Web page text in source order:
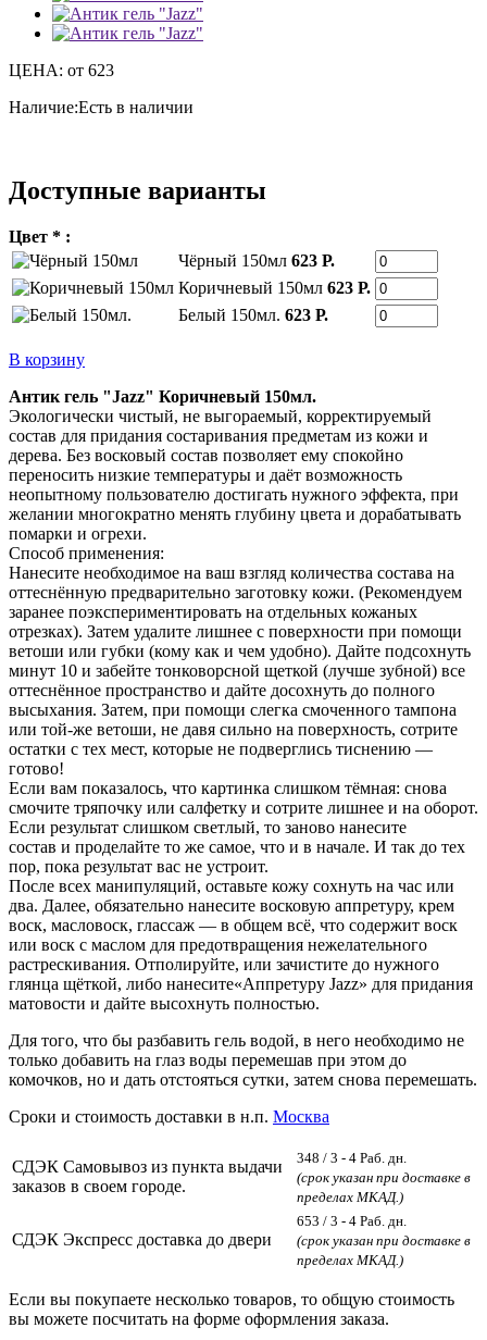
ЦЕНА: от 623
Наличие:Есть в наличии
Доступные варианты
Цвет * :
Чёрный 150мл 623 Р.
Коричневый 150мл 623 Р.
Белый 150мл. 623 Р.
В корзину
Антик гель "Jazz" Коричневый 150мл.
Экологически чистый, не выгораемый, корректируемый
состав для придания состаривания предметам из кожи и
дерева. Без восковый состав позволяет ему спокойно
переносить низкие температуры и даёт возможность
неопытному пользователю достигать нужного эффекта, при
желании многократно менять глубину цвета и дорабатывать
помарки и огрехи.
Способ применения:
Нанесите необходимое на ваш взгляд количества состава на
оттеснённую предварительно заготовку кожи. (Рекомендуем
заранее поэкспериментировать на отдельных кожаных
отрезках). Затем удалите лишнее с поверхности при помощи
ветоши или губки (кому как и чем удобно). Дайте подсохнуть
минут 10 и забейте тонковорсной щеткой (лучше зубной) все
оттеснённое пространство и дайте досохнуть до полного
высыхания. Затем, при помощи слегка смоченного тампона
или той-же ветоши, не давя сильно на поверхность, сотрите
остатки с тех мест, которые не подверглись тиснению —
готово!
Если вам показалось, что картинка слишком тёмная: снова
смочите тряпочку или салфетку и сотрите лишнее и на оборот.
Если результат слишком светлый, то заново нанесите
состав и проделайте то же самое, что и в начале. И так до тех
пор, пока результат вас не устроит.
После всех манипуляций, оставьте кожу сохнуть на час или
два. Далее, обязательно нанесите восковую аппретуру, крем
воск, масловоск, глассаж — в общем всё, что содержит воск
или воск с маслом для предотвращения нежелательного
растрескивания. Отполируйте, или зачистите до нужного
глянца щёткой, либо нанесите«Аппретуру Jazz» для придания
матовости и дайте высохнуть полностью.
Для того, что бы разбавить гель водой, в него необходимо не
только добавить на глаз воды перемешав при этом до
комочков, но и дать отстояться сутки, затем снова перемешать.
Сроки и стоимость доставки в н.п. Москва
СДЭК Самовывоз из пункта выдачи
заказов в своем городе.
348 / 3 - 4 Раб. дн.
(срок указан при доставке в
пределах МКАД.)
СДЭК Экспресс доставка до двери
653 / 3 - 4 Раб. дн.
(срок указан при доставке в
пределах МКАД.)
Если вы покупаете несколько товаров, то общую стоимость
вы можете посчитать на форме оформления заказа.